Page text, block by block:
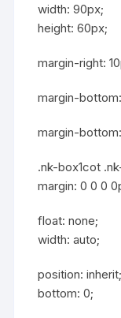
width: 90px;
height: 60px;
margin-right:
margin-
margin-
.nk-box1cot
margin: 0 0 0
float: none;
width: auto;
position: inherit;
bottom: 0;